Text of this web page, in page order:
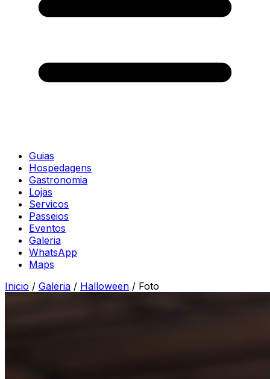
Guias
Hospedagens
Gastronomia
Lojas
Servicos
Passeios
Eventos
Galeria
WhatsApp
Maps
Inicio / Galeria / Halloween / Foto